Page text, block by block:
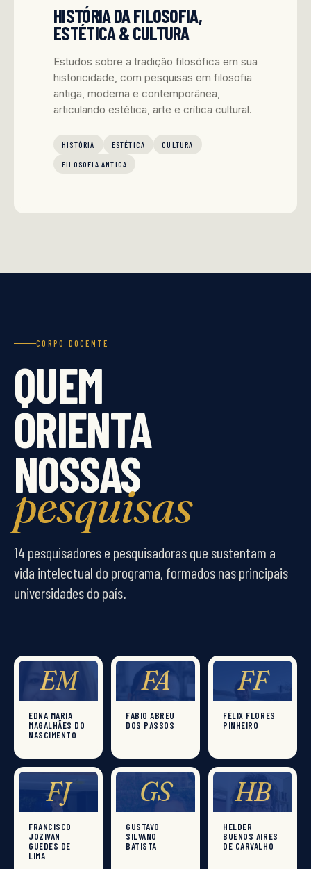
HISTÓRIA DA FILOSOFIA,
ESTÉTICA & CULTURA
Estudos sobre a tradição filosófica em sua
historicidade, com pesquisas em filosofia
antiga, moderna e contemporânea,
articulando estética, arte e crítica cultural.
HISTÓRIA ESTÉTICA
CULTURA
FILOSOFIA ANTIGA
CORPO DOCENTE
QUEM
ORIENTA
NOSSAS
pesquisas
14 pesquisadores e pesquisadoras que sustentam a
vida intelectual do programa, formados nas principais
universidades do país.
EM
EDNA MARIA
MAGALHÃES DO
NASCIMENTO
FA
FABIO ABREU
DOS PASSOS
FF
FÉLIX FLORES
PINHEIRO
FJ
FRANCISCO
JOZIVAN
GUEDES DE
LIMA
GS
GUSTAVO
SILVANO
BATISTA
HB
HELDER
BUENOS AIRES
DE CARVALHO